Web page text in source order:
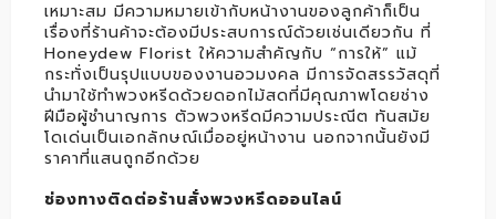
เหมาะสม มีความหมายเข้ากับหน้างานของลูกค้าก็เป็น
เรื่องที่ร้านค้าจะต้องมีประสบการณ์ด้วยเช่นเดียวกัน ที่
Honeydew Florist ให้ความสำคัญกับ “การให้” แม้
กระทั่งเป็นรุปแบบของงานอวมงคล มีการจัดสรรวัสดุที่
นำมาใช้ทำพวงหรีดด้วยดอกไม้สดที่มีคุณภาพโดยช่าง
ฝีมือผู้ชำนาญการ ตัวพวงหรีดมีความประณีต ทันสมัย
โดเด่นเป็นเอกลักษณ์เมื่ออยู่หน้างาน นอกจากนั้นยังมี
ราคาที่แสนถูกอีกด้วย
ช่องทางติดต่อร้านสั่งพวงหรีดออนไลน์